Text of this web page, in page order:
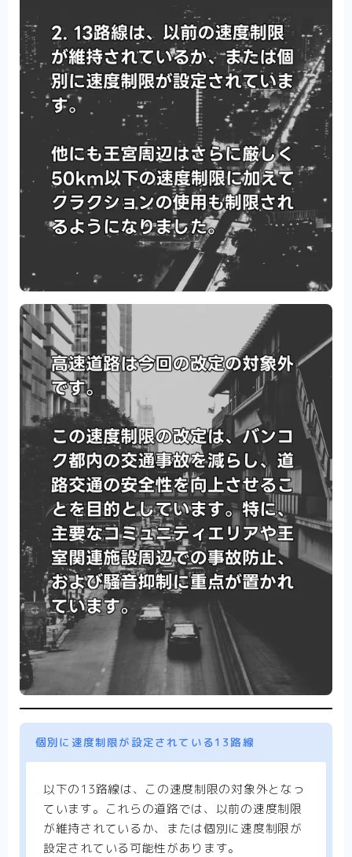
のお土産やショップ情報の紹介です。
ローカル市場・マーケット
バンコクを中心とした
タイランドのローカルの市場やショッピングエリア情報の
紹介です。
オンライン
レジャー
バンコクを中心としたタイランドのレジャー
やレジャー施設・ナイトスポット・夜遊び情報の紹介で
ゴルフ
レジャー・レジャー施設
バンコクを中心としたタ
イランドのレジャーやレジャー施設情報の紹介です。
バンコクを中心としたタイランド
のナイトスポット・夜遊び情報の紹介です。
Bar&Snack Bar
タイにある日本人向けスナック&バ
ーを紹介するページです。
美容・マッサージ
バンコクを中心としたタイランド
の美容やマッサージやエステサロン・ネイルサロンの紹介
です。
マッサージ・スパ
バンコクを中心としたタイランド
のマッサージやスパの紹介です。
ヘアサロン
バンコクを中心としたタイランドのヘアサ
ロンの紹介です。
エステサロン
バンコクを中心としたタイランドのエス
テサロンの紹介です。
ネイル・まつ毛サロン
バンコクを中心としたタイラ
ンドのネイル・まつ毛サロンの紹介です。
タイお役立ち情報
バンコクを中心としたタイランド
のタイランドのお役立ち情報紹介です。
タイのニュース
タイやバンコクのニュースをお伝え
タイ生活お得情報
タイランドの生活におけるお得な
レストラン等の情報をお伝えします。
タイの日系企業・日本人がいる会社
されている日系企業の紹介や取り組みの他タイで活躍され
ている日本人を紹介します。
個別に速度制限が設定されている13路線
以下の13路線は、この速度制限の対象外となっ
ています。これらの道路では、以前の速度制限
が維持されているか、または個別に速度制限が
設定されている可能性があります。